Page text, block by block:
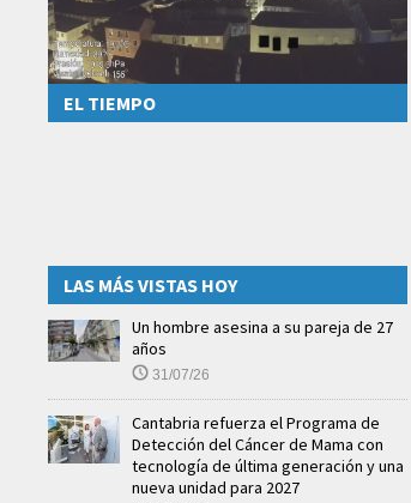
EL TIEMPO
LAS MÁS VISTAS HOY
Un hombre asesina a su pareja de 27
años
31/07/26
Cantabria refuerza el Programa de
Detección del Cáncer de Mama con
tecnología de última generación y una
nueva unidad para 2027